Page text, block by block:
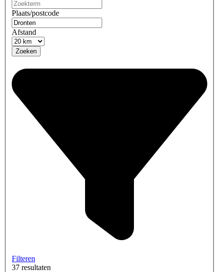
Plaats/postcode
Afstand
Zoeken
Filteren
37 resultaten